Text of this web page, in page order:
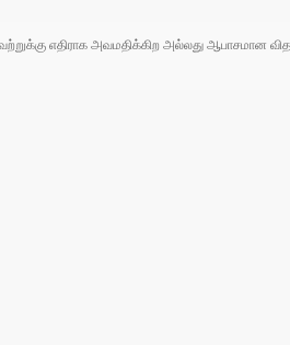
எதிராக அவமதிக்கிற அல்லது ஆபாசமான